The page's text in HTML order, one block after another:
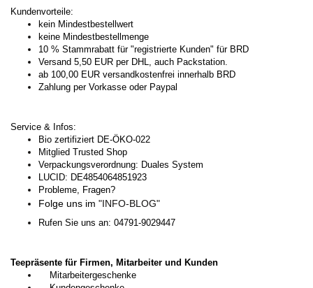
Kundenvorteile:
kein Mindestbestellwert
keine Mindestbestellmenge
10 % Stammrabatt für "registrierte Kunden" für BRD
Versand 5,50 EUR per DHL, auch Packstation.
ab 100,00 EUR versandkostenfrei innerhalb BRD
Zahlung per Vorkasse oder Paypal
Service & Infos:
Bio zertifiziert DE-ÖKO-022
Mitglied Trusted Shop
Verpackungsverordnung: Duales System
LUCID: DE4854064851923
Probleme, Fragen?
Folge uns im "INFO-BLOG"
Rufen Sie uns an: 04791-9029447
Teepräsente für Firmen, Mitarbeiter und Kunden
Mitarbeitergeschenke